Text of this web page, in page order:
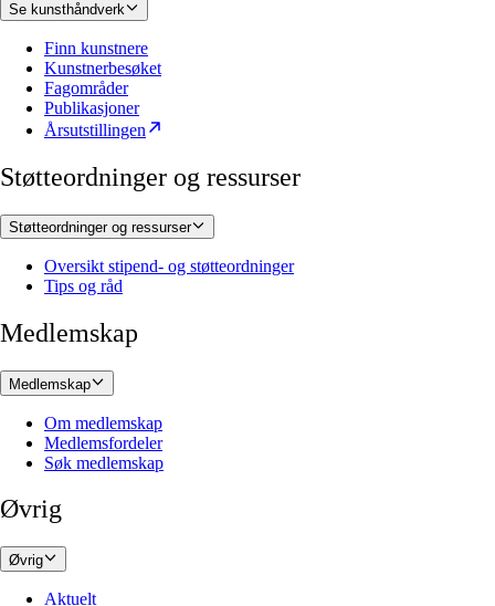
Se kunsthåndverk
Finn kunstnere
Kunstnerbesøket
Fagområder
Publikasjoner
Årsutstillingen
Støtteordninger og ressurser
Støtteordninger og ressurser
Oversikt stipend- og støtteordninger
Tips og råd
Medlemskap
Medlemskap
Om medlemskap
Medlemsfordeler
Søk medlemskap
Øvrig
Øvrig
Aktuelt